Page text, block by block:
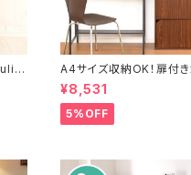
A4サイズ収納OK！扉付き
ボックス【-5ivox-フィボッ
¥8,531
5%OFF